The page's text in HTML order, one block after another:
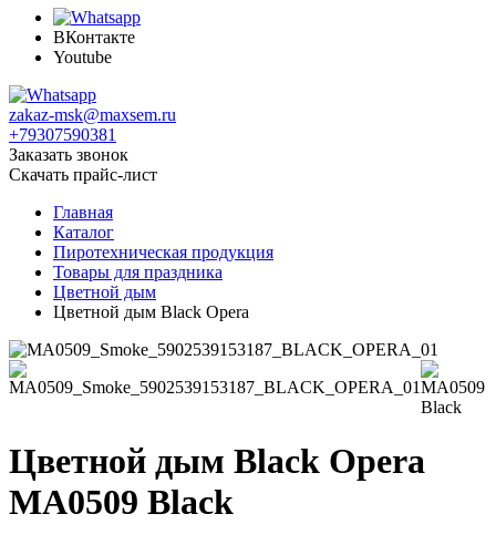
ВКонтакте
Youtube
zakaz-msk@maxsem.ru
+79307590381
Заказать звонок
Скачать прайс-лист
Главная
Каталог
Пиротехническая продукция
Товары для праздника
Цветной дым
Цветной дым Black Opera
Цветной дым Black Opera
MA0509 Black